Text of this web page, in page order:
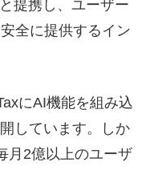
提携し、ユーザー
全に提供するイン
にAI機能を組み込
しています。しか
月2億以上のユーザ